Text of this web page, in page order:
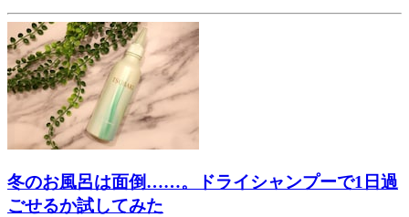
冬のお風呂は面倒……。ドライシャンプーで1日過
ごせるか試してみた